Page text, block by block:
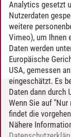
WiSe 16/
Project B
Timo Leder/
KONTAKT
LEUPHANA ALS
INTRANET
Analytics gesetzt
Nutzerdaten
weitere
Vimeo), um Ihnen
Daten werden
Europäische
USA, gemessen
eingeschätzt. Es
Daten dann durch
Wenn Sie auf
findet die
Nähere